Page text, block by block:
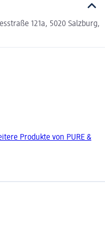
121a, 5020 Salzburg,
Produkte von PURE &